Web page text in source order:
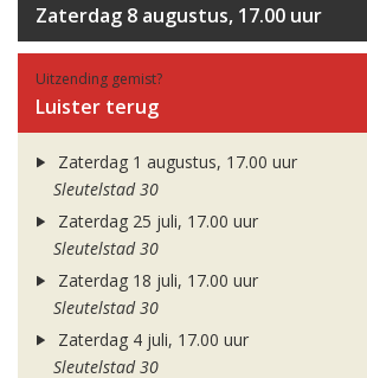
Zaterdag 8 augustus, 17.00 uur
Uitzending gemist?
Luister terug
Zaterdag 1 augustus, 17.00 uur
Sleutelstad 30
Zaterdag 25 juli, 17.00 uur
Sleutelstad 30
Zaterdag 18 juli, 17.00 uur
Sleutelstad 30
Zaterdag 4 juli, 17.00 uur
Sleutelstad 30